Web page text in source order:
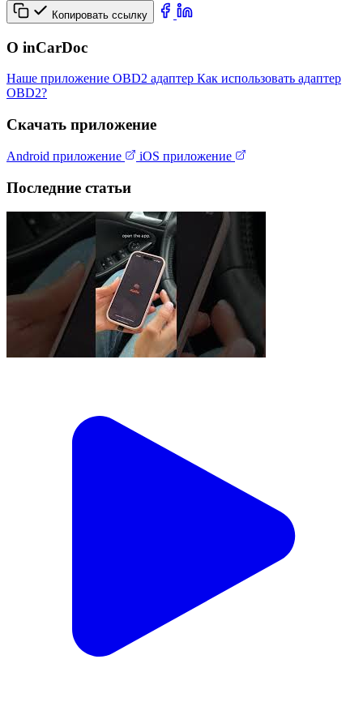
Копировать ссылку
О inCarDoc
Наше приложение OBD2 адаптер Как использовать адаптер
OBD2?
Скачать приложение
Android приложение iOS приложение
Последние статьи